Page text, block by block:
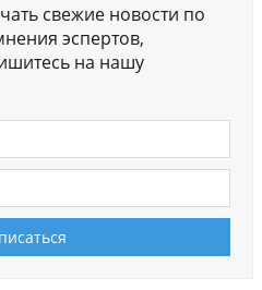
свежие новости по
эспертов,
на нашу